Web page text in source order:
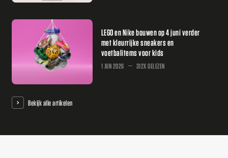
LEGO en Nike bouwen op 4 juni verder
met kleurrijke sneakers en
voetbalitems voor kids
1 JUN 2026 312X GELEZEN
Bekijk alle artikelen